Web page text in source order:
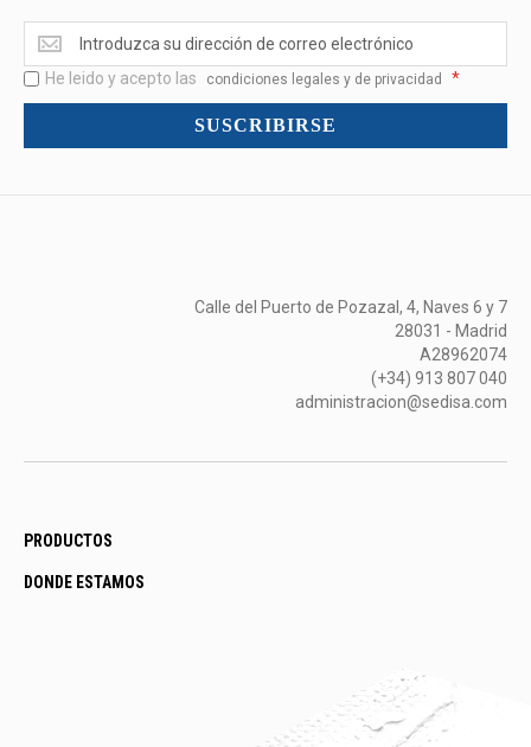
Ofertas
<br>Novedades
y
mucho
He leido y acepto las condiciones legales y de privacidad *
SUSCRIBIRSE
Calle del Puerto de Pozazal, 4, Naves 6 y 7
28031 - Madrid
A28962074
(+34) 913 807 040
administracion@sedisa.com
PRODUCTOS
DONDE ESTAMOS